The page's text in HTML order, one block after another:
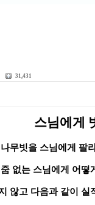
31,431
스님에게
나무빗을 스님에게 팔
없는 스님에게 어떻
않고 다음과 같이 실